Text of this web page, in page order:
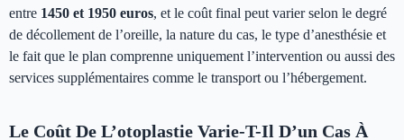
entre 1450 et 1950 euros, et le coût final peut varier selon le degré
de décollement de l’oreille, la nature du cas, le type d’anesthésie et
le fait que le plan comprenne uniquement l’intervention ou aussi des
services supplémentaires comme le transport ou l’hébergement.
Le Coût De L’otoplastie Varie-T-Il D’un Cas À